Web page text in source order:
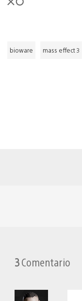
bioware mass effect 3
3Comentario